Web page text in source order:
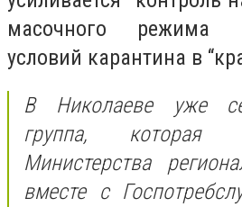
масочного режима
условий карантина в
В Николаеве уже
группа, которая
Министерства
вместе с